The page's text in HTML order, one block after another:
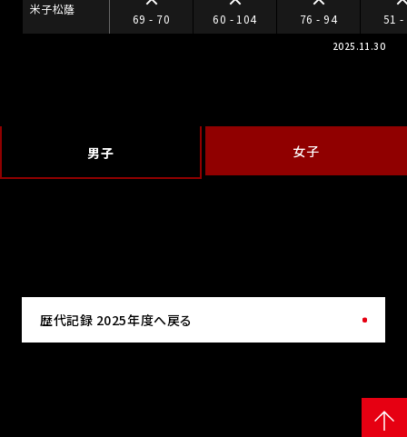
米子松蔭
69 - 70 60 - 104 76 - 94 51 -
2025.11.30
男子 女子
歴代記録 2025年度へ戻る